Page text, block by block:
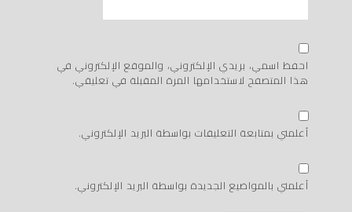
احفظ اسمي، بريدي الإلكتروني، والموقع الإلكتروني في
هذا المتصفح لاستخدامها المرة المقبلة في تعليقي.
أعلمني بمتابعة التعليقات بواسطة البريد الإلكتروني.
أعلمني بالمواضيع الجديدة بواسطة البريد الإلكتروني.